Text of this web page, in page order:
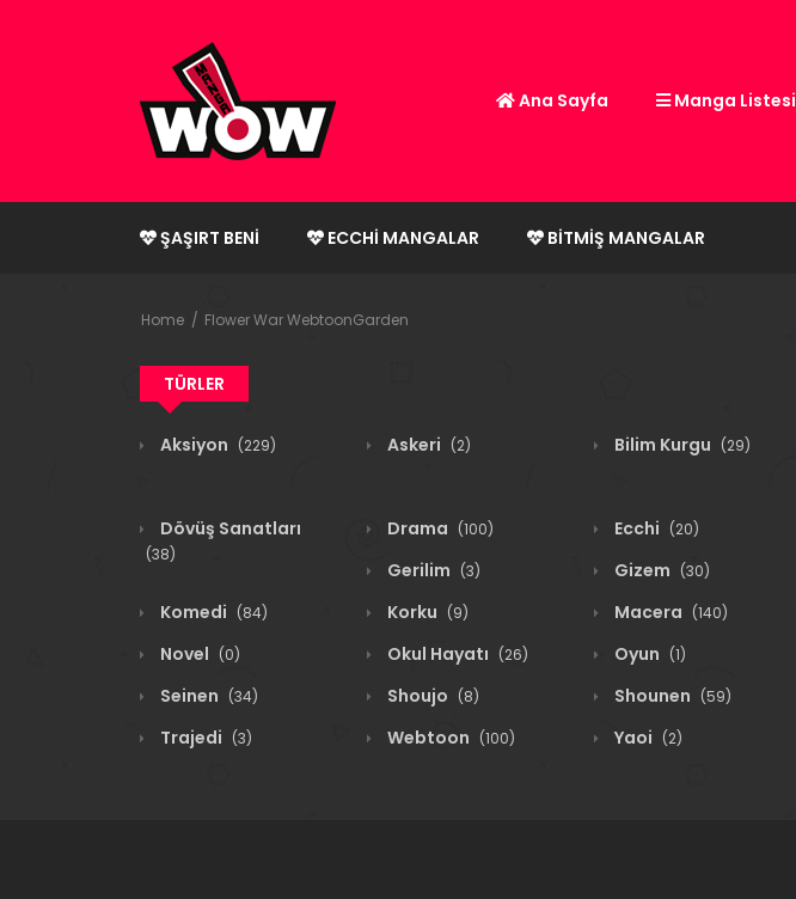
Ana Sayfa Manga Listesi
ŞAŞIRT BENI ECCHI MANGALAR BITMIŞ MANGALAR
Home Flower War WebtoonGarden
TÜRLER
Aksiyon (229) Askeri (2) Bilim Kurgu (29)
Dövüş Sanatları
(38)
Drama (100) Ecchi (20)
Gerilim (3) Gizem (30)
Komedi (84) Korku (9) Macera (140)
Novel (0) Okul Hayatı (26) Oyun (1)
Seinen (34) Shoujo (8) Shounen (59)
Trajedi (3) Webtoon (100) Yaoi (2)